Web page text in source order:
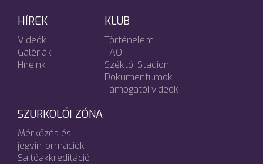
HÍREK
Videók
Galériák
Híreink
KLUB
Történelem
TAO
Széktói Stadion
Dokumentumok
Támogatói videók
SZURKOLÓI ZÓNA
Mérkőzés és
jegyinformációk
Sajtóakkreditáció